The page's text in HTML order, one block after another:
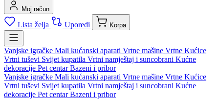
Moj račun
Lista želja Uporedi Korpa
Vanjske igračke Mali kućanski aparati Vrtne mašine Vrtne Kućice
Vrtni tuševi Svijet kupatila Vrtni namještaj i suncobrani Kućne
dekoracije Pet centarBazeni i pribor
Vanjske igračke Mali kućanski aparati Vrtne mašine Vrtne Kućice
Vrtni tuševi Svijet kupatila Vrtni namještaj i suncobrani Kućne
dekoracije Pet centarBazeni i pribor